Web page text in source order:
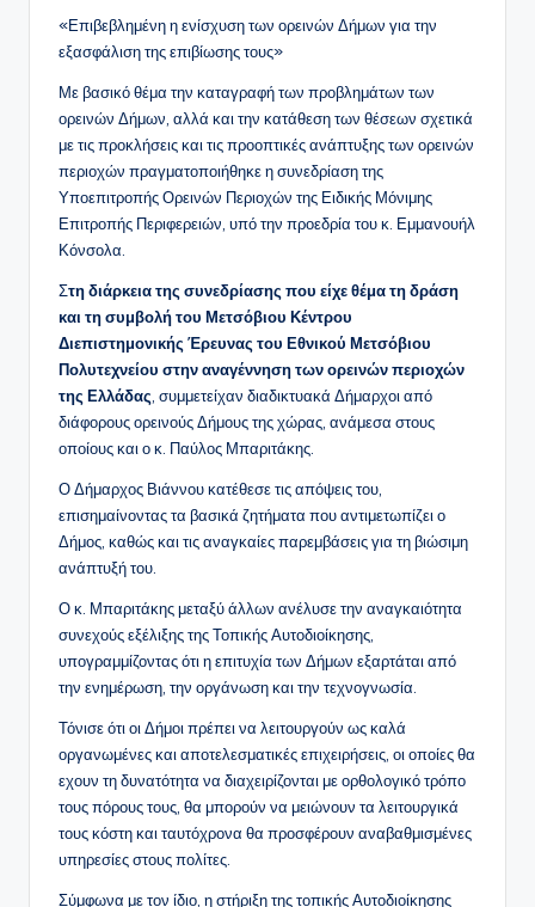
«Επιβεβλημένη η ενίσχυση των ορεινών Δήμων για την
εξασφάλιση της επιβίωσης τους»
Με βασικό θέμα την καταγραφή των προβλημάτων των
ορεινών Δήμων, αλλά και την κατάθεση των θέσεων σχετικά
με τις προκλήσεις και τις προοπτικές ανάπτυξης των ορεινών
περιοχών πραγματοποιήθηκε η συνεδρίαση της
Υποεπιτροπής Ορεινών Περιοχών της Ειδικής Μόνιμης
Επιτροπής Περιφερειών, υπό την προεδρία του κ. Εμμανουήλ
Κόνσολα.
Στη διάρκεια της συνεδρίασης που είχε θέμα τη δράση
και τη συμβολή του Μετσόβιου Κέντρου
Διεπιστημονικής Έρευνας του Εθνικού Μετσόβιου
Πολυτεχνείου στην αναγέννηση των ορεινών περιοχών
της Ελλάδας , συμμετείχαν διαδικτυακά Δήμαρχοι από
διάφορους ορεινούς Δήμους της χώρας, ανάμεσα στους
οποίους και ο κ. Παύλος Μπαριτάκης.
Ο Δήμαρχος Βιάννου κατέθεσε τις απόψεις του,
επισημαίνοντας τα βασικά ζητήματα που αντιμετωπίζει ο
Δήμος, καθώς και τις αναγκαίες παρεμβάσεις για τη βιώσιμη
ανάπτυξή του.
Ο κ. Μπαριτάκης μεταξύ άλλων ανέλυσε την αναγκαιότητα
συνεχούς εξέλιξης της Τοπικής Αυτοδιοίκησης,
υπογραμμίζοντας ότι η επιτυχία των Δήμων εξαρτάται από
την ενημέρωση, την οργάνωση και την τεχνογνωσία.
Τόνισε ότι οι Δήμοι πρέπει να λειτουργούν ως καλά
οργανωμένες και αποτελεσματικές επιχειρήσεις, οι οποίες θα
εχουν τη δυνατότητα να διαχειρίζονται με ορθολογικό τρόπο
τους πόρους τους, θα μπορούν να μειώνουν τα λειτουργικά
τους κόστη και ταυτόχρονα θα προσφέρουν αναβαθμισμένες
υπηρεσίες στους πολίτες.
Σύμφωνα με τον ίδιο, η στήριξη της τοπικής Αυτοδιοίκησης